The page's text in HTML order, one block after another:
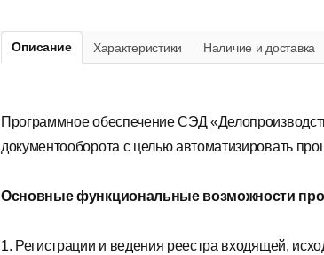
Описание Характеристики Наличие и доставка
Программное обеспечение СЭД
документооборота с целью автоматизировать
Основные функциональные возможности
1. Регистрации и ведения реестра входящей,